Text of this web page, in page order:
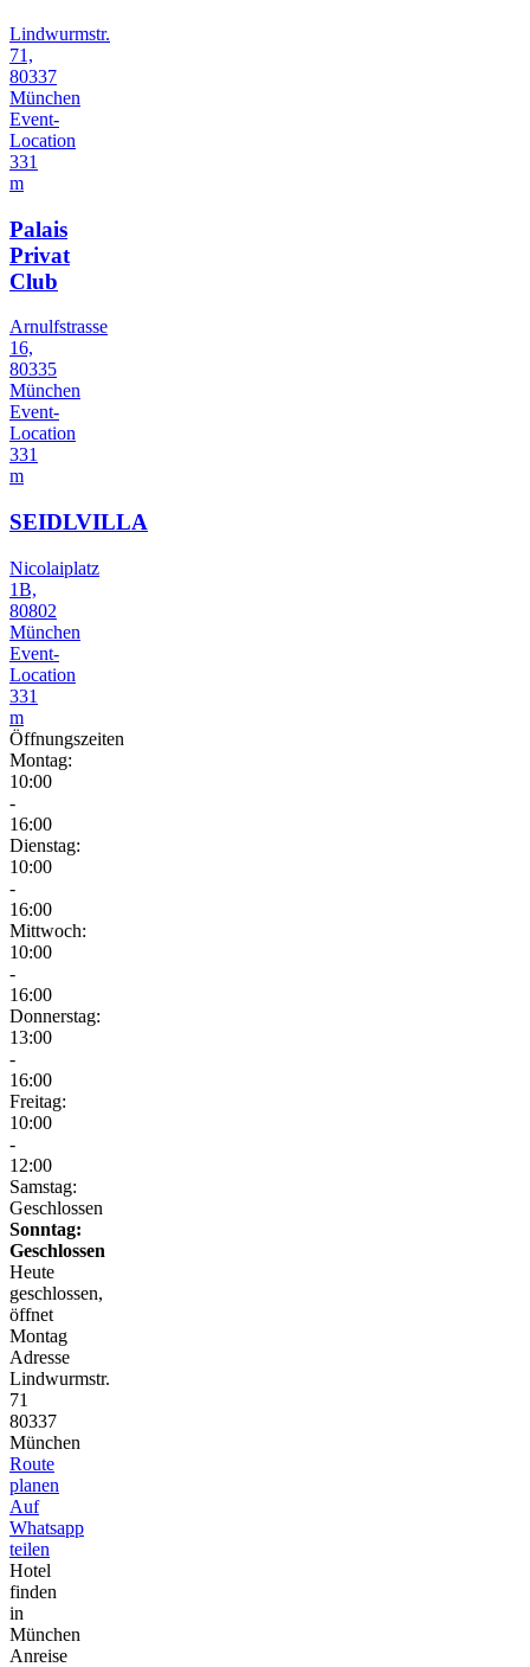
Lindwurmstr.
71,
80337
München
Event-
Location
331
m
Palais
Privat
Club
Arnulfstrasse
16,
80335
München
Event-
Location
331
m
SEIDLVILLA
Nicolaiplatz
1B,
80802
München
Event-
Location
331
m
Öffnungszeiten
Montag:
10:00
-
16:00
Dienstag:
10:00
-
16:00
Mittwoch:
10:00
-
16:00
Donnerstag:
13:00
-
16:00
Freitag:
10:00
-
12:00
Samstag:
Geschlossen
Sonntag:
Geschlossen
Heute
geschlossen,
öffnet
Montag
Adresse
Lindwurmstr.
71
80337
München
Route
planen
Auf
Whatsapp
teilen
Hotel
finden
in
München
Anreise